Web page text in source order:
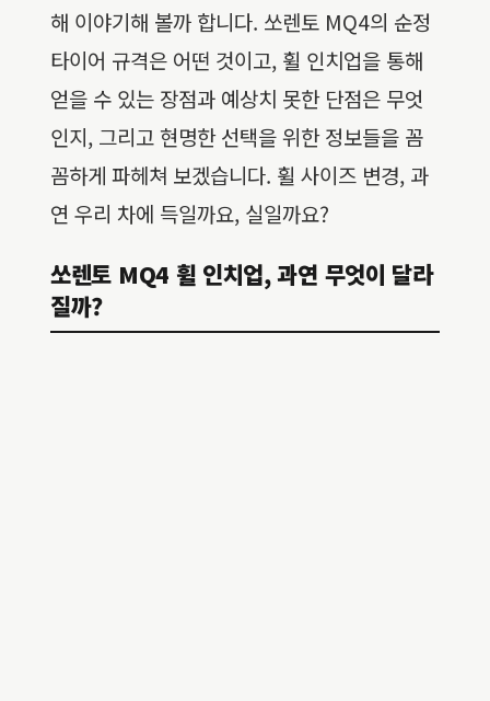
해 이야기해 볼까 합니다. 쏘렌토 MQ4의 순정
타이어 규격은 어떤 것이고, 휠 인치업을 통해
얻을 수 있는 장점과 예상치 못한 단점은 무엇
인지, 그리고 현명한 선택을 위한 정보들을 꼼
꼼하게 파헤쳐 보겠습니다. 휠 사이즈 변경, 과
연 우리 차에 득일까요, 실일까요?
쏘렌토 MQ4 휠 인치업, 과연 무엇이 달라
질까?